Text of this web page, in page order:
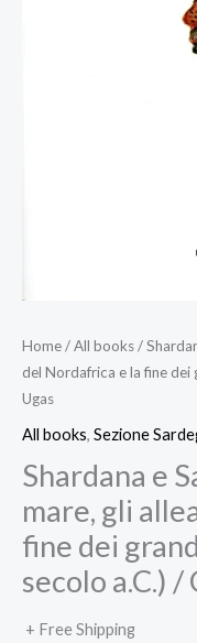
Home/All books/
del Nordafrica e la fine dei
Ugas
All books, Sezione
Shardana e
mare, gli
fine dei
secolo a.C.)
+ Free Shipping